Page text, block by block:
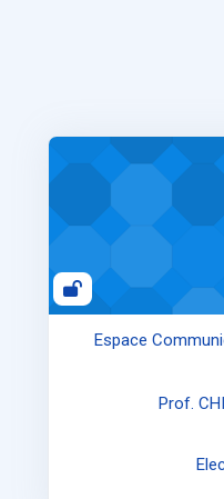
Espace
Espace
Prof.